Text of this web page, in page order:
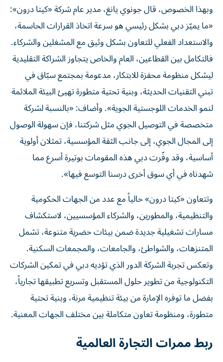
وبهذا الخصوص، قال جونوي يانغ، مدير عام شركة «كيتا درون»:
«ما يميّز دبي بشكل رئيسي هو سرعة اتخاذ القرارات الحاسمة،
والاستعداد الفعلي للتعاون بشكل وثيق مع المشغلين والشركاء.
فالتكامل بين القطاعين، العام والخاص يتجاوز الشراكة التقليدية
ليشكل منظومة محفزة للابتكار، مدعومة بمجتمع سبّاق في
تبني التقنيات الحديثة، وبنية تحتية متطورة تهيئ البيئة الملائمة
لنمو الخدمات اللوجستية الجوية». وأضاف: «بالنسبة لشركة
متخصصة في التوصيل الجوي مثل شركتنا، فإن سهولة الوصول
إلى المجال الجوي، إلى جانب الثقة المؤسسية، تمثلان أولوية
أساسية، وقد وفّرت دبي هذه المقومات بوتيرة أسرع مما
شهدناه في أي سوق أخرى درسنا التوسع فيها».
وتتعاون «كيتا درون» حالياً مع عدد من الجهات الحكومية
والتنظيمية، والمطورين، والشركاء المؤسسيين، لاستكشاف
مسارات تشغيلية جديدة ضمن بيئات حضرية متنوعة، تشمل
المتنزهات، والشواطئ، والجامعات، والمجمعات السكنية.
وتعكس تجربة الشركة الدور الذي تؤديه دبي في تمكين الشركات
التكنولوجية من تطوير حلول المستقبل وتسريع تطبيقها تجارياً،
بفضل ما توفره الإمارة من بيئة تنظيمية مرنة، وبنية تحتية
متطورة، ومنظومة تعاون متكاملة بين مختلف الجهات المعنية.
ربط ممرات التجارة العالمية